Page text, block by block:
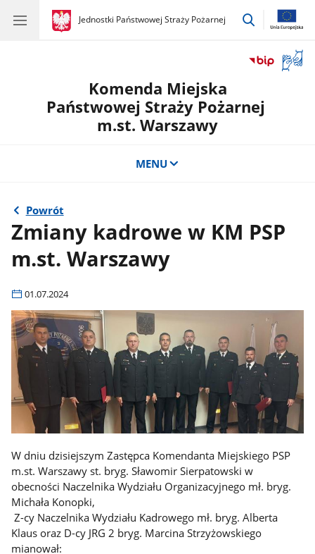
gov.pl
Jednostki Państwowej Straży Pożarnej
gov.pl
Jednostki
przejdź
okno
Komenda Miejska
Państwowej Straży Pożarnej
m.st. Warszawy
MENU
Powrót
Zmiany kadrowe w KM PSP
m.st. Warszawy
01.07.2024
W dniu dzisiejszym Zastępca Komendanta Miejskiego PSP
m.st. Warszawy st. bryg. Sławomir Sierpatowski w
obecności Naczelnika Wydziału Organizacyjnego mł. bryg.
Michała Konopki,
Z-cy Naczelnika Wydziału Kadrowego mł. bryg. Alberta
Klaus oraz D-cy JRG 2 bryg. Marcina Strzyżowskiego
mianował: